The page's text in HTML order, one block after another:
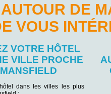
DE
VOUS
VOTRE HÔTEL
VILLE PROCHE
dans les villes les plus